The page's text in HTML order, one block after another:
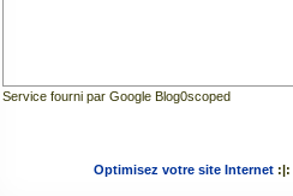
Service fourni par Google Blog0scoped
Optimisez votre site Internet :|: